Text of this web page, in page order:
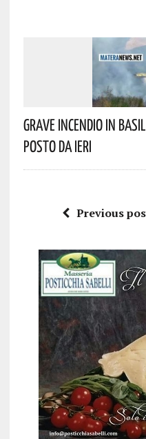
Grave Incendio In
Posto Da Ieri
Previous